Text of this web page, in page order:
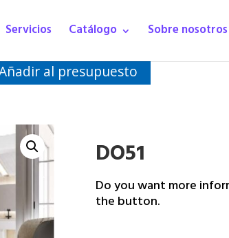
Servicios Catálogo Sobre nosotros
al presupuesto
DO51
Do you want more
the button.